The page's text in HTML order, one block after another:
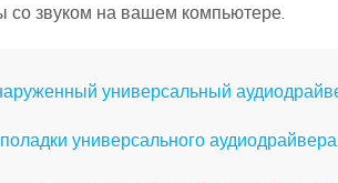
со звуком на вашем компьютере.
универсальный
универсального